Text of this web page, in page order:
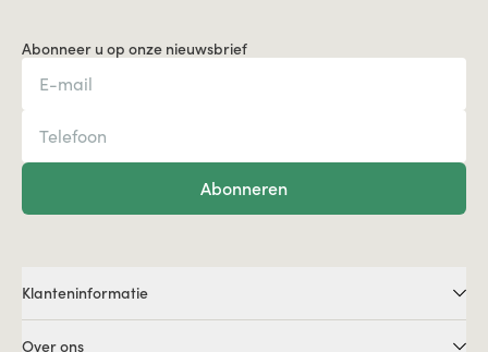
Abonneer u op onze nieuwsbrief
Abonneren
Klanteninformatie
Over ons